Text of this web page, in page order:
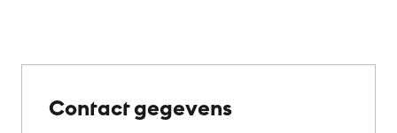
Contact gegevens